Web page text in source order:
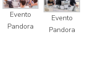
Evento
Pandora
Evento
Pandora